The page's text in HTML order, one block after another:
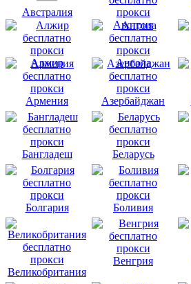
Австралия
Австрия
Алжир Ангола
Армения Азербайджан
Бангладеш Беларусь
Болгария Боливия
Великобритания
Венгрия